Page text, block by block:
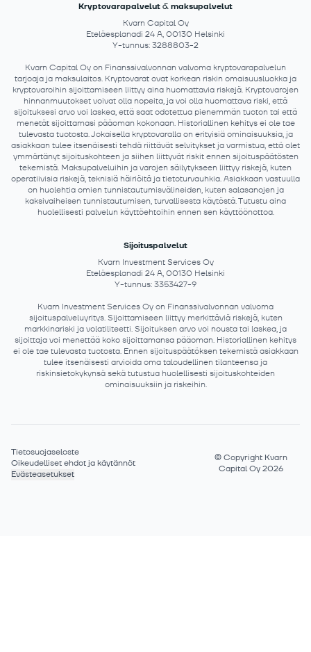
Kryptovarapalvelut & maksupalvelut
Kvarn Capital Oy
Eteläesplanadi 24 A, 00130 Helsinki
Y-tunnus: 3288803-2
Kvarn Capital Oy on Finanssivalvonnan valvoma kryptovarapalvelun
tarjoaja ja maksulaitos. Kryptovarat ovat korkean riskin omaisuusluokka ja
kryptovaroihin sijoittamiseen liittyy aina huomattavia riskejä. Kryptovarojen
hinnanmuutokset voivat olla nopeita, ja voi olla huomattava riski, että
sijoituksesi arvo voi laskea, että saat odotettua pienemmän tuoton tai että
menetät sijoittamasi pääoman kokonaan. Historiallinen kehitys ei ole tae
tulevasta tuotosta. Jokaisella kryptovaralla on erityisiä ominaisuuksia, ja
asiakkaan tulee itsenäisesti tehdä riittävät selvitykset ja varmistua, että olet
ymmärtänyt sijoituskohteen ja siihen liittyvät riskit ennen sijoituspäätösten
tekemistä. Maksupalveluihin ja varojen säilytykseen liittyy riskejä, kuten
operatiivisia riskejä, teknisiä häiriöitä ja tietoturvauhkia. Asiakkaan vastuulla
on huolehtia omien tunnistautumisvälineiden, kuten salasanojen ja
kaksivaiheisen tunnistautumisen, turvallisesta käytöstä. Tutustu aina
huolellisesti palvelun käyttöehtoihin ennen sen käyttöönottoa.
Sijoituspalvelut
Kvarn Investment Services Oy
Eteläesplanadi 24 A, 00130 Helsinki
Y-tunnus: 3353427-9
Kvarn Investment Services Oy on Finanssivalvonnan valvoma
sijoituspalveluyritys. Sijoittamiseen liittyy merkittäviä riskejä, kuten
markkinariski ja volatiliteetti. Sijoituksen arvo voi nousta tai laskea, ja
sijoittaja voi menettää koko sijoittamansa pääoman. Historiallinen kehitys
ei ole tae tulevasta tuotosta. Ennen sijoituspäätöksen tekemistä asiakkaan
tulee itsenäisesti arvioida oma taloudellinen tilanteensa ja
riskinsietokykynsä sekä tutustua huolellisesti sijoituskohteiden
ominaisuuksiin ja riskeihin.
Tietosuojaseloste
Oikeudelliset ehdot ja käytännöt
Evästeasetukset
©Copyright Kvarn
Capital Oy 2026